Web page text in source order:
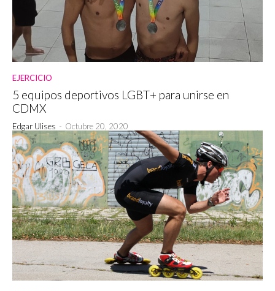
EJERCICIO
5 equipos deportivos LGBT+ para unirse en
CDMX
Edgar Ulises - Octubre 20, 2020